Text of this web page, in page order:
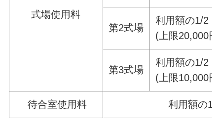
式場使用料
第2式場
利用額の1/2
(上限20,000円
第3式場
利用額の1/2
(上限10,000円
待合室使用料 利用額の1/